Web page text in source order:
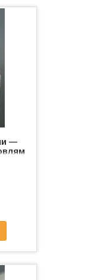
—